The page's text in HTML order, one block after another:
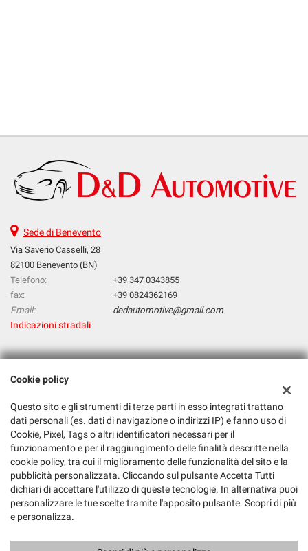
Sede di Benevento
Via Saverio Casselli, 28
82100 Benevento (BN)
Telefono:
+39 347 0343855
fax:
+39 0824362169
Email:
dedautomotive@gmail.com
Indicazioni stradali
Dati fiscali:
Via Saverio Casselli, 28, 82100 Benevento BN
C.F/P.IVA:01561740620
Registro delle imprese:BN
Cookie policy
Questo sito e gli strumenti di terze parti in esso integrati trattano
dati personali (es. dati di navigazione o indirizzi IP) e fanno uso di
Cookie, Pixel, Tags o altri identificatori necessari per il
funzionamento e per il raggiungimento delle finalità descritte nella
cookie policy, tra cui il miglioramento delle funzionalità del sito e la
pubblicità personalizzata. Cliccando sul pulsante Accetta Tutti
dichiari di accettare l'utilizzo di queste tecnologie. In alternativa puoi
personalizzare le tue scelte tramite l'apposito pulsante. Scopri di più
e personalizza.